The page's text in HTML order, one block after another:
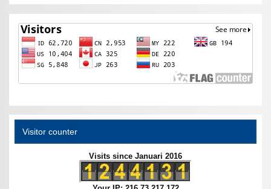
Visitor counter
Visits since Januari 2016